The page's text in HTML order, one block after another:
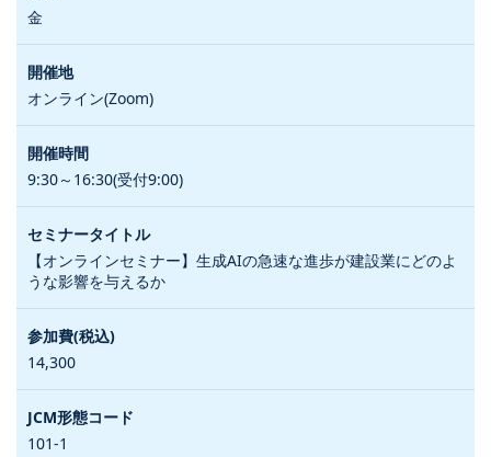
金
オンライン(Zoom)
9:30～16:30(受付9:00)
【オンラインセミナー】生成AIの急速な進歩が建設業にどのよ
うな影響を与えるか
14,300
101-1